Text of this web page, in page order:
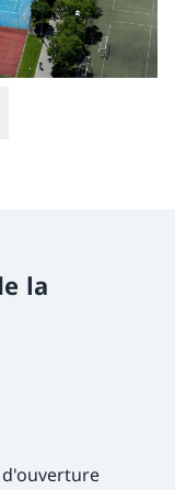
suivante
la